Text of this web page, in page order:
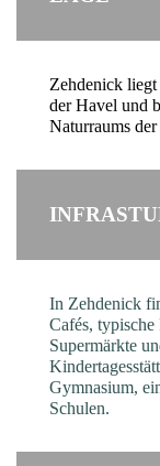
Zehdenick
der Havel und
Naturraums
In Zehdenick
Cafés, typische
Supermärkte
Gymnasium,
Schulen.